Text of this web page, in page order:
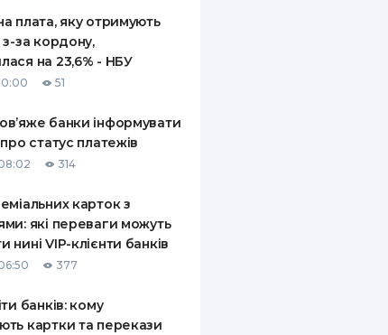
плата, яку отримують
з-за кордону,
на 23,6% - НБУ
51
банки інформувати
про статус платежів
314
карток з
які переваги можуть
нині VIP-клієнти банків
377
банків: кому
картки та перекази